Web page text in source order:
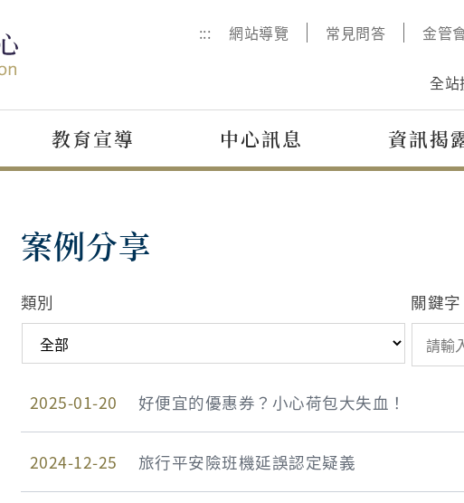
::: 網站導覽 常見問答 金管
全
教育宣導 中心訊息 資訊揭
案例分享
類別 關鍵字
2025-01-20 好便宜的優惠券？小心荷包大失血！
2024-12-25 旅行平安險班機延誤認定疑義